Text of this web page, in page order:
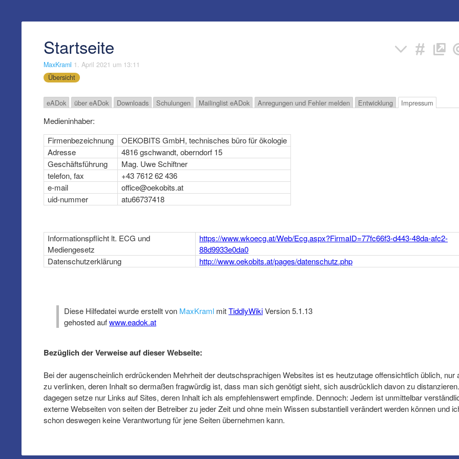
Startseite
MaxKraml 1. April 2021 um 13:11
Übersicht
eADok über eADok Downloads Schulungen Mailinglist eADok Anregungen und Fehler melden Entwicklung Impressum
Medieninhaber:
Firmenbezeichnung
OEKOBITSGmbH, technisches büro für ökologie
Adresse
4816 gschwandt, oberndorf 15
Geschäftsführung
Mag. Uwe Schiftner
telefon, fax
+43 7612 62 436
e-mail
office@oekobits.at
uid-nummer
atu66737418
Informationspflicht lt. ECG und
Mediengesetz
https://www.wkoecg.at/Web/Ecg.aspx?FirmaID=77fc66f3-d443-48da-afc2-
88d9933e0da0
Datenschutzerklärung
http://www.oekobits.at/pages/datenschutz.php
Diese Hilfedatei wurde erstellt von MaxKraml mitTiddlyWikiVersion5.1.13
gehosted aufwww.eadok.at
Bezüglich der Verweise auf dieser Webseite:
Bei der augenscheinlich erdrückenden Mehrheit der deutschsprachigen Websites ist es heutzutage offensichtlich üblich, nur
zu verlinken, deren Inhalt so dermaßen fragwürdig ist, dass man sich genötigt sieht, sich ausdrücklich davon zu
dagegen setze nur Links auf Sites, deren Inhalt ich als empfehlenswert empfinde. Dennoch: Jedem ist unmittelbar
externe Webseiten von seiten der Betreiber zu jeder Zeit und ohne mein Wissen substantiell verändert werden können und
schon deswegen keine Verantwortung für jene Seiten übernehmen kann.